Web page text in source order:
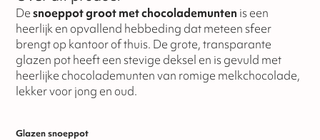
Desnoeppot groot met chocolademunten is een
heerlijk en opvallend hebbeding dat meteen sfeer
brengt op kantoor of thuis. De grote, transparante
glazen pot heeft een stevige deksel en is gevuld met
heerlijke chocolademunten van romige melkchocolade,
lekker voor jong en oud.
Glazen snoeppot